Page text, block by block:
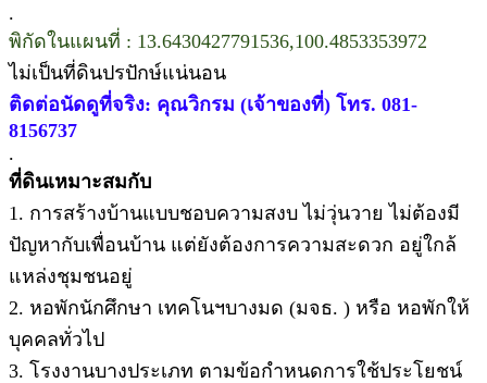
.
พิกัดในแผนที่ : 13.6430427791536,100.4853353972
ไม่เป็นที่ดินปรปักษ์แน่นอน
ติดต่อนัดดูที่จริง: คุณวิกรม (เจ้าของที่) โทร. 081-
8156737
.
ที่ดินเหมาะสมกับ
1. การสร้างบ้านแบบชอบความสงบ ไม่วุ่นวาย ไม่ต้องมี
ปัญหากับเพื่อนบ้าน แต่ยังต้องการความสะดวก อยู่ใกล้
แหล่งชุมชนอยู่
2. หอพักนักศึกษา เทคโนฯบางมด (มจธ. ) หรือ หอพักให้
บุคคลทั่วไป
3. โรงงานบางประเภท ตามข้อกำหนดการใช้ประโยชน์